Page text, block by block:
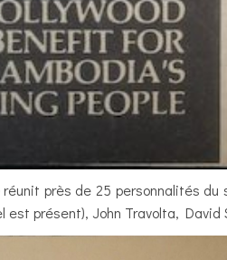
réunit près de 25 personnalités du
présent), John Travolta, David